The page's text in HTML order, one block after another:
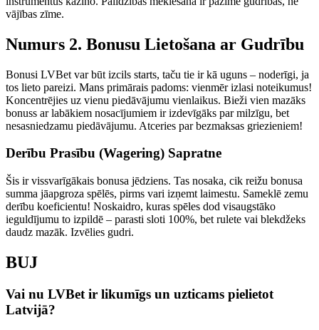
vājības zīme.
Numurs 2. Bonusu Lietošana ar Gudrību
Bonusi LVBet var būt izcils starts, taču tie ir kā uguns – noderīgi, ja
tos lieto pareizi. Mans primārais padoms: vienmēr izlasi noteikumus!
Koncentrējies uz vienu piedāvājumu vienlaikus. Bieži vien mazāks
bonuss ar labākiem nosacījumiem ir izdevīgāks par milzīgu, bet
nesasniedzamu piedāvājumu. Atceries par bezmaksas griezieniem!
Derību Prasību (Wagering) Sapratne
Šis ir vissvarīgākais bonusa jēdziens. Tas nosaka, cik reižu bonusa
summa jāapgroza spēlēs, pirms vari izņemt laimestu. Sameklē zemu
derību koeficientu! Noskaidro, kuras spēles dod visaugstāko
ieguldījumu to izpildē – parasti sloti 100%, bet rulete vai blekdžeks
daudz mazāk. Izvēlies gudri.
BUJ
Vai nu LVBet ir likumīgs un uzticams pielietot
Latvijā?